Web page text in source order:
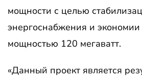
мощности с целью
энергоснабжения и экономии
мощностью 120 мегаватт.
«Данный проект является